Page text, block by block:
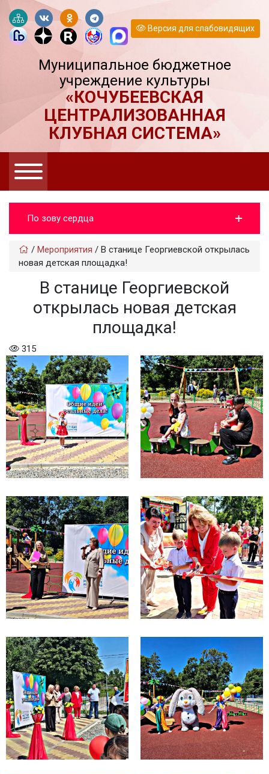
Версия для слабовидящих
Муниципальное бюджетное
учреждение культуры
«КОЧУБЕЕВСКАЯ
ЦЕНТРАЛИЗОВАННАЯ
КЛУБНАЯ СИСТЕМА»
По зову сердца
/ Мероприятия / В станице Георгиевской открылась
новая детская площадка!
В станице Георгиевской
открылась новая детская
площадка!
315